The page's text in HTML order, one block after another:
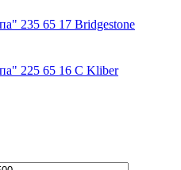
235 65 17 Bridgestone
225 65 16 С Kliber